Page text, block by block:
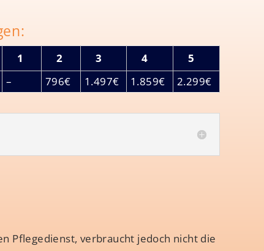
1 2 3 4
5
– 796€ 1.497€ 1.859€ 2.299€
Pflegedienst, verbraucht jedoch nicht die